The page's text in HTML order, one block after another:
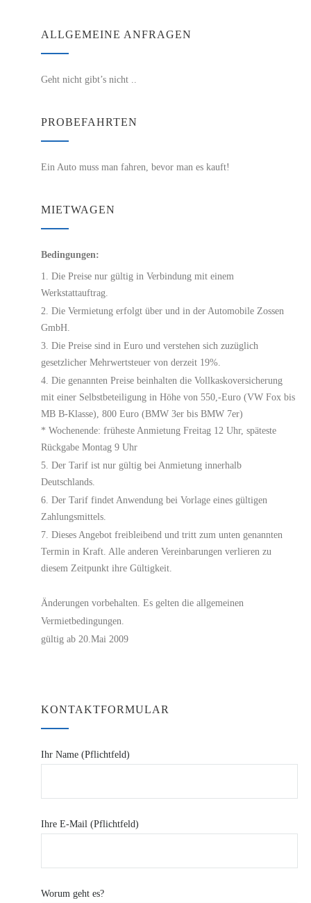
ALLGEMEINE ANFRAGEN
Geht nicht gibt’s nicht ..
PROBEFAHRTEN
Ein Auto muss man fahren, bevor man es kauft!
MIETWAGEN
Bedingungen:
Die Preise nur gültig in Verbindung mit einem
Werkstattauftrag.
Die Vermietung erfolgt über und in der Automobile Zossen
GmbH.
Die Preise sind in Euro und verstehen sich zuzüglich
gesetzlicher Mehrwertsteuer von derzeit 19%.
Die genannten Preise beinhalten die Vollkaskoversicherung
mit einer Selbstbeteiligung in Höhe von 550,-Euro (VW Fox bis
MB B-Klasse), 800 Euro (BMW 3er bis BMW 7er)
* Wochenende: früheste Anmietung Freitag 12 Uhr, späteste
Rückgabe Montag 9 Uhr
Der Tarif ist nur gültig bei Anmietung innerhalb
Deutschlands.
Der Tarif findet Anwendung bei Vorlage eines gültigen
Zahlungsmittels.
Dieses Angebot freibleibend und tritt zum unten genannten
Termin in Kraft. Alle anderen Vereinbarungen verlieren zu
diesem Zeitpunkt ihre Gültigkeit.
Änderungen vorbehalten. Es gelten die allgemeinen
Vermietbedingungen.
gültig ab 20.Mai 2009
KONTAKTFORMULAR
Ihr Name (Pflichtfeld)
Ihre E-Mail (Pflichtfeld)
Worum geht es?